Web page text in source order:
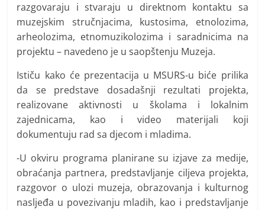
razgovaraju i stvaraju u direktnom kontaktu sa
muzejskim stručnjacima, kustosima, etnolozima,
arheolozima, etnomuzikolozima i saradnicima na
projektu – navedeno je u saopštenju Muzeja.
Ističu kako će prezentacija u MSURS-u biće prilika
da se predstave dosadašnji rezultati projekta,
realizovane aktivnosti u školama i lokalnim
zajednicama, kao i video materijali koji
dokumentuju rad sa djecom i mladima.
-U okviru programa planirane su izjave za medije,
obraćanja partnera, predstavljanje ciljeva projekta,
razgovor o ulozi muzeja, obrazovanja i kulturnog
nasljeđa u povezivanju mladih, kao i predstavljanje